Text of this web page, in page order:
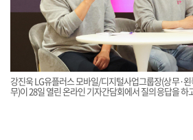
강진욱 LG유플러스 모바일/디지털사업그룹장(상무·
무)이 28일 열린 온라인 기자간담회에서 질의응답을 하